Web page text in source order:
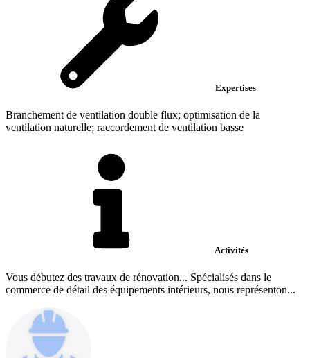
Expertises
Branchement de ventilation double flux; optimisation de la
ventilation naturelle; raccordement de ventilation basse
Activités
Vous débutez des travaux de rénovation... Spécialisés dans le
commerce de détail des équipements intérieurs, nous représenton...